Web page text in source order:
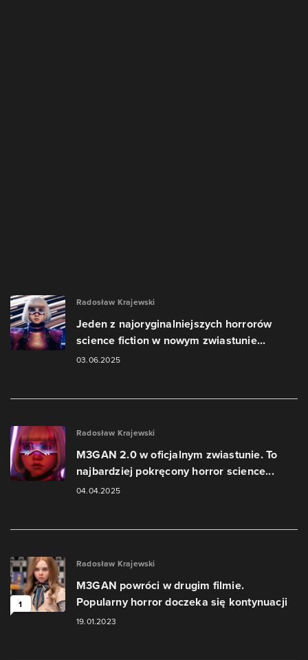
Radosław Krajewski
Jeden z najoryginalniejszych horrorów
science fiction w nowym zwiastunie...
03.06.2025
Radosław Krajewski
M3GAN 2.0 w oficjalnym zwiastunie. To
najbardziej pokręcony horror science...
04.04.2025
1
Radosław Krajewski
M3GAN powróci w drugim filmie.
Popularny horror doczeka się kontynuacji
19.01.2023